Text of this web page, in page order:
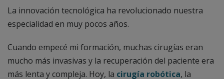
La innovación tecnológica ha revolucionado nuestra
especialidad en muy pocos años.
Cuando empecé mi formación, muchas cirugías eran
mucho más invasivas y la recuperación del paciente era
más lenta y compleja. Hoy, la cirugía robótica, la